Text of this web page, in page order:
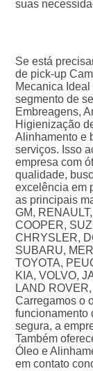
suas
Se está
de pick-up
Mecanica
segmento de
Embreagens,
Higienização
Alinhamento e
serviços. Isso
empresa com
qualidade,
excelência em
as principais
GM,
COOPER,
CHRYSLER,
SUBARU,
TOYOTA,
KIA, VOLVO,
LAND
Carregamos o
funcionamento
segura, a
Também
Óleo e
em contato